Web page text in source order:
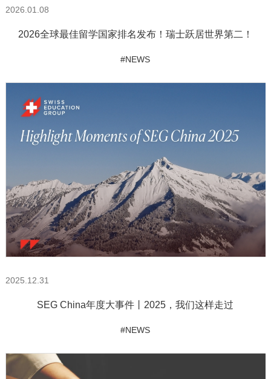
2026.01.08
2026全球最佳留学国家排名发布！瑞士跃居世界第二！
#NEWS
2025.12.31
SEG China年度大事件丨2025，我们这样走过
#NEWS